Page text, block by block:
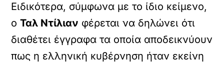
Ειδικότερα, σύμφωνα με το ίδιο κείμενο,
οΤαλ Ντίλιαν φέρεται να δηλώνει ότι
διαθέτει έγγραφα τα οποία αποδεικνύουν
πως η ελληνική κυβέρνηση ήταν εκείνη